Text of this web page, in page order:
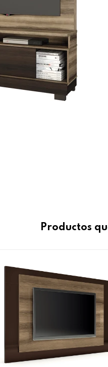
Productos